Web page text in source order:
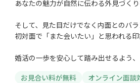
あなたの魅力が自然に伝わる外見づく
そして、見た目だけでなく内面とのバ
初対面で「また会いたい」と思われる
婚活の一歩を安心して踏み出せるよう
お見合い料が無料
オンライン面談